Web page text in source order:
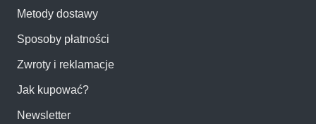
Metody dostawy
Sposoby płatności
Zwroty i reklamacje
Jak kupować?
Newsletter